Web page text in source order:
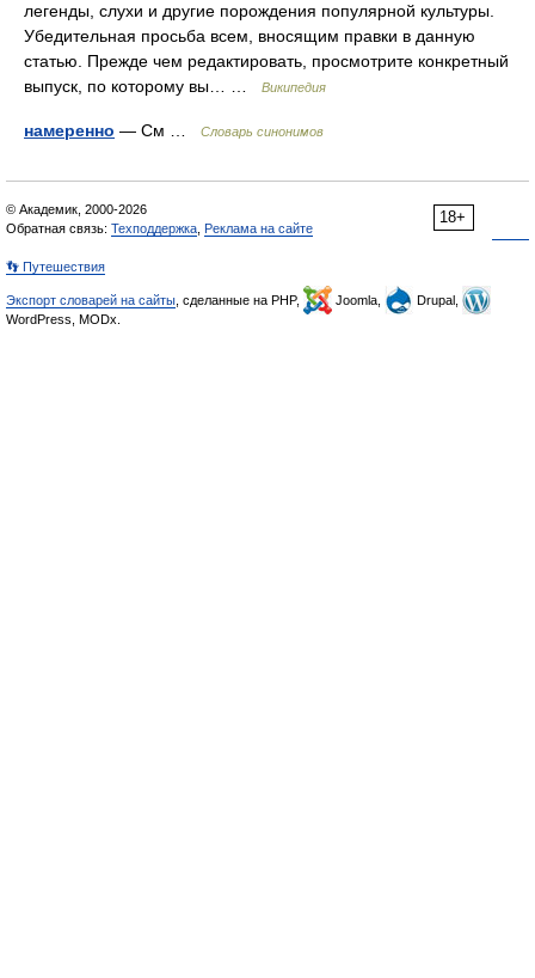
легенды, слухи и другие порождения популярной культуры.
Убедительная просьба всем, вносящим правки в данную
статью. Прежде чем редактировать, просмотрите конкретный
выпуск, по которому вы… …
Википедия
намеренно — См … Словарь синонимов
18+
© Академик, 2000-2026
Обратная связь: Техподдержка Реклама на сайте
👣 Путешествия
Экспорт словарей на сайты , сделанные на PHP, Joomla,
Drupal,
WordPress, MODx.